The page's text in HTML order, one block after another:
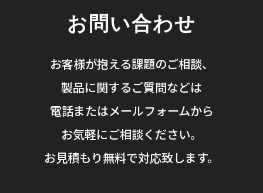
お問い合わせ
お客様が抱える課題のご相談、
製品に関するご質問などは
電話またはメールフォームから
お気軽にご相談ください。
お見積もり無料で対応致します。